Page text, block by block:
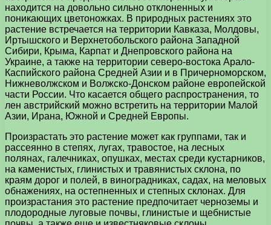
находится на довольно сильно отклоненных и
поникающих цветоножках. В природных растениях это
растение встречается на территории Кавказа, Молдовы,
Иртышского и Верхнетобольского района Западной
Сибири, Крыма, Карпат и Днепровского района на
Украине, а также на территории северо-востока Арало-
Каспийского района Средней Азии и в Причерноморском,
Нижневолжском и Волжско-Донском районе европейской
части России. Что касается общего распространения, то
лен австрийский можно встретить на территории Малой
Азии, Ирана, Южной и Средней Европы.
Произрастать это растение может как группами, так и
рассеянно в степях, лугах, травостое, на лесных
полянах, галечниках, опушках, местах среди кустарников,
на каменистых, глинистых и травянистых склона, по
краям дорог и полей, в виноградниках, садах, на меловых
обнажениях, на остепненных и степных склонах. Для
произрастания это растение предпочитает черноземы и
плодородные луговые почвы, глинистые и щебнистые